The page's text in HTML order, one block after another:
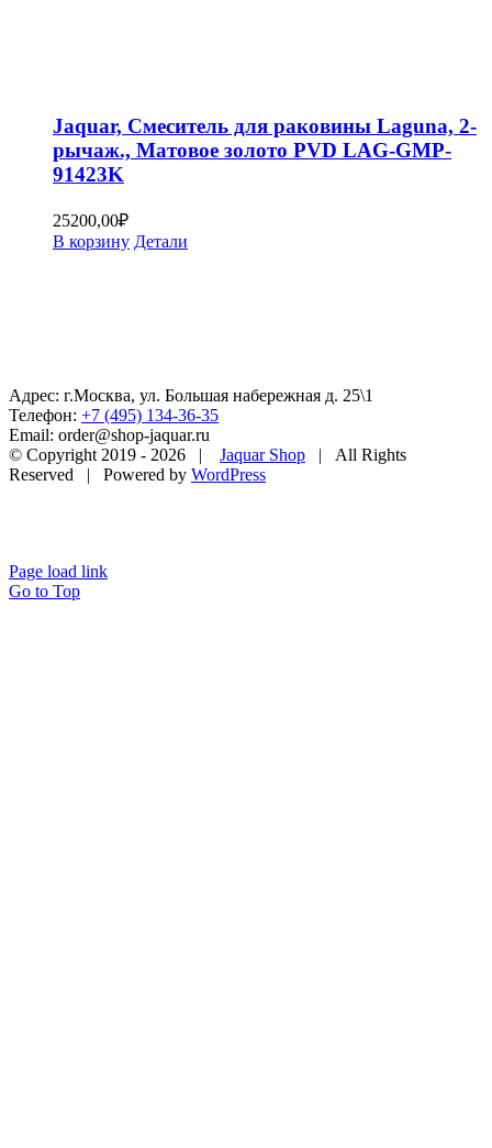
Jaquar, Смеситель для раковины Laguna, 2-
рычаж., Матовое золото PVD LAG-GMP-
91423K
25200,00₽
В корзину Детали
Адрес: г.Москва, ул. Большая набережная д. 25\1
Телефон: +7 (495) 134-36-35
Email: order@shop-jaquar.ru
© Copyright 2019 - 2026 | Jaquar Shop | All Rights
Reserved | Powered by WordPress
Page load link
Go to Top